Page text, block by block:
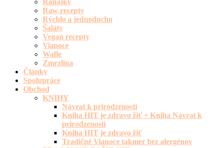
Raňajky
Raw recepty
Rýchlo a jednoducho
Šaláty
Vegan recepty
Vianoce
Wafle
Zmrzlina
Články
Spolupráce
Obchod
KNIHY
Návrat k prirodzenosti
Kniha HIT je zdravo žiť + Kniha Návrat k
prirodzenosti
Kniha HIT je zdravo žiť
Tradičné Vianoce takmer bez alergénov